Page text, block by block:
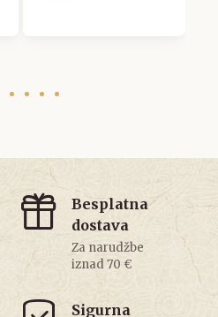
Besplatna
dostava
Za narudžbe
iznad 70 €
Sigurna